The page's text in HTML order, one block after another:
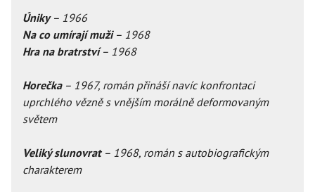
Úniky– 1966
Na co umírají muži– 1968
Hra na bratrství– 1968
Horečka– 1967, román přináší navíc konfrontaci
uprchlého vězně s vnějším morálně deformovaným
světem
Veliký slunovrat– 1968, román s autobiografickým
charakterem